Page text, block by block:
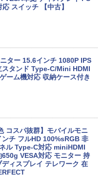
Windows11 WEBカメラ
無線LAN B
中古パソコン ノート 中
訳あり【あす楽】
ポイント】【新生活応援・
2019 H&B】NEC Versa
Core i5/メモリ: 4GB/8GB/1
256GB/512GB/1TB/1
| デスクトップ | 一年保証 |
3.6(〜最大4.2)GHz | MEM:
新品) | DVDマルチ |
iMac 27インチ Retina 5
イモデル MNE92J/A (Mid 2
保証期間1ヶ月【ランクB】
スイッチ 【中古】
ター 15.6インチ 1080P IPS
スタンド Type-C/Mini HDMI
ーム機対応 収納ケース付き
コスパ抜群】モバイルモニ
ンチ フルHD 100%sRGB 非
ル Type-C対応 miniHDMI
650g VESA対応 モニター 持
ディスプレイ テレワーク 在